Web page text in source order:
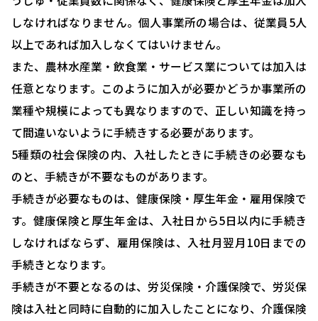
HOME
選ばれる理由
助成金について
就業規則について
採用コンサルティング
人事評価制度について
しなければなりません。個人事業所の場合は、従業員5人
以上であれば加入しなくてはいけません。
また、農林水産業・飲食業・サービス業については加入は
任意となります。このように加入が必要かどうか事業所の
業種や規模によっても異なりますので、正しい知識を持っ
て間違いないように手続きする必要があります。
5種類の社会保険の内、入社したときに手続きの必要なも
のと、手続きが不要なものがあります。
手続きが必要なものは、健康保険・厚生年金・雇用保険で
す。健康保険と厚生年金は、入社日から5日以内に手続き
しなければならず、雇用保険は、入社月翌月10日までの
手続きとなります。
手続きが不要となるのは、労災保険・介護保険で、労災保
険は入社と同時に自動的に加入したことになり、介護保険